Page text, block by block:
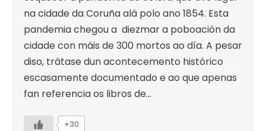
na cidade da Coruña alá polo ano 1854. Esta
pandemia chegou a diezmar a poboación da
cidade con máis de 300 mortos ao día. A pesar
diso, trátase dun acontecemento histórico
escasamente documentado e ao que apenas
fan referencia os libros de…
+30